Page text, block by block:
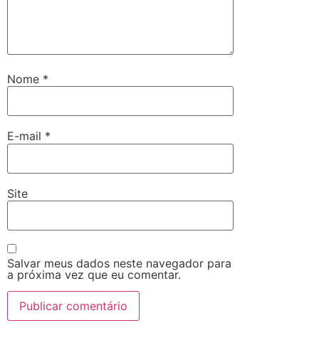
Nome *
E-mail *
Site
Salvar meus dados neste navegador para
a próxima vez que eu comentar.